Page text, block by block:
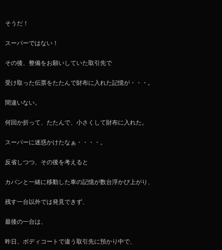
そうだ！
スーパーではない！
その後、整備をお願いしていた取引先で
受け取った伝票をたたんで財布に入れた記憶が・・・。
間違いない。
何回か折って、たたんで、小さくして財布に入れた。
スーパーに迷惑かけたなぁ・・・・。
反省しつつ、その後を考えると
カバンと一緒に移動した車の記憶が数台浮かび上がり、
残す一台以外では発見できず、
最後の一台は、
昨日、ボディコートで違う取引先に預かり中で、